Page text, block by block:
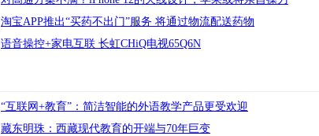
淘宝APP推出“买药不出门”服务 将通过物流配送药物
语音操控+家电互联 长虹CHiQ电视65Q6N
“互联网+教育”：简洁智能的外语教学产品更受欢迎
藏东明珠：西藏现代教育的开端与70年巨变